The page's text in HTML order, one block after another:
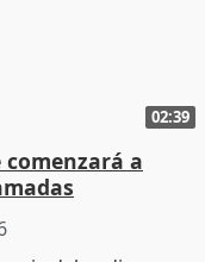
02:39
comenzará a